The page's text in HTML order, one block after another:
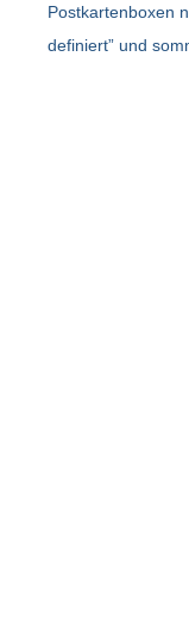
Postkartenboxen
definiert” und